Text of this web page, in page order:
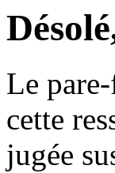
Le
cette
jugée